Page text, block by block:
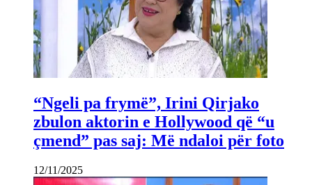
“Ngeli pa frymë”, Irini Qirjako
zbulon aktorin e Hollywood që “u
çmend” pas saj: Më ndaloi për foto
12/11/2025